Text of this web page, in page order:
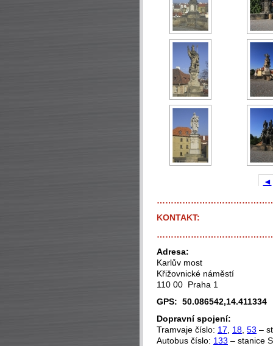
◄
KONTAKT:
Adresa:
Karlův most
Křižovnické náměstí
110 00 Praha 1
GPS: 50.086542,14.411334
Dopravní spojení:
Tramvaje číslo: 17 18 53 –
Autobus číslo: 133 – stanice